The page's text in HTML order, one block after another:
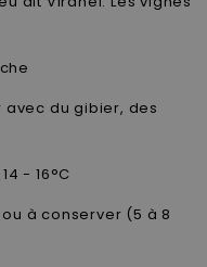
du gibier, des
14 - 16°C
à conserver (5 à 8